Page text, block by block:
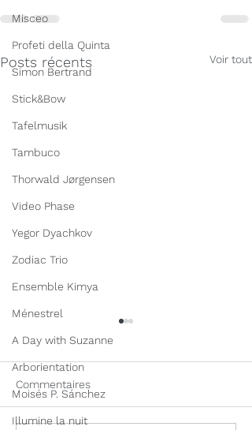
Misceo
Profeti della Quinta
Simon Bertrand
Stick&Bow
Tafelmusik
Tambuco
Thorwald Jørgensen
Video Phase
Yegor Dyachkov
Zodiac Trio
Ensemble Kimya
Ménestrel
A Day with Suzanne
Arborientation
Moisés P. Sánchez
Illumine la nuit
Posts récents Voir tout
Commentaires